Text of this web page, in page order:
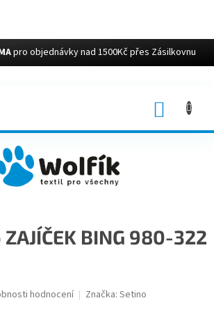
pro objednávky nad 1500Kč přes Zásilkovnu
BING 980-322
hodnocení Značka: Setino